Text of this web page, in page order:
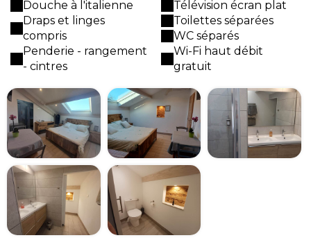
Douche à l'italienne
Draps et linges
compris
Penderie - rangement
- cintres
Télévision écran plat
Toilettes séparées
WC séparés
Wi-Fi haut débit
gratuit